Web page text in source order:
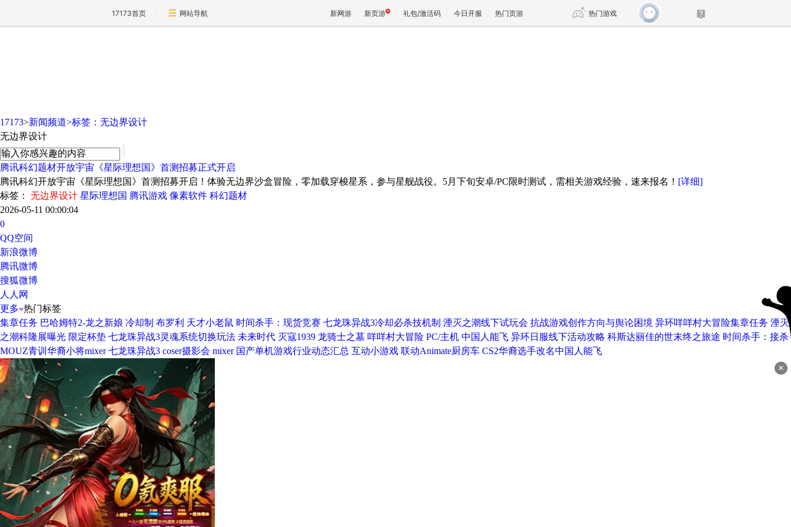
17173首页 网站导航 新网游 新页游 礼包/激活码 今日开服 热门页游 热门游戏
17173>新闻频道>标签：无边界设计
无边界设计
腾讯科幻题材开放宇宙《星际理想国》首测招募正式开启
腾讯科幻开放宇宙《星际理想国》首测招募开启！体验无边界沙盒冒险，零加载穿梭星系，参与星舰战役。5月下旬安卓/PC限时测试，需相关游戏经验，速来报名！ [详细]
标签：
无边界设计 星际理想国 腾讯游戏 像素软件 科幻题材
2026-05-11 00:00:04
0
QQ空间
新浪微博
腾讯微博
搜狐微博
人人网
更多»热门标签
集章任务 巴哈姆特2-龙之新娘 冷却制 布罗利 天才小老鼠 时间杀手：现货竞赛 七龙珠异战3冷却必杀技机制 湮灭之潮线下试玩会 抗战游戏创作方向与舆论困境 异环咩咩村大冒险集章任务 湮灭
之潮科隆展曝光 限定杯垫 七龙珠异战3灵魂系统切换玩法 未来时代 灭寇1939 龙骑士之墓 咩咩村大冒险 PC/主机 中国人能飞 异环日服线下活动攻略 科斯达丽佳的世末终之旅途 时间杀手：接杀
MOUZ青训华裔小将mixer 七龙珠异战3 coser摄影会 mixer 国产单机游戏行业动态汇总 互动小游戏 联动Animate厨房车 CS2华裔选手改名中国人能飞
×